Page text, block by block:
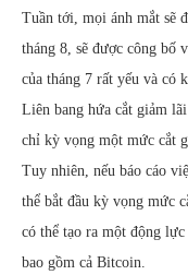
Tuần tới, mọi ánh mắt sẽ
tháng 8, sẽ được công bố
của tháng 7 rất yếu và có
Liên bang hứa cắt giảm
chỉ kỳ vọng một mức cắt
Tuy nhiên, nếu báo cáo
thể bắt đầu kỳ vọng mức
có thể tạo ra một động
bao gồm cả Bitcoin.